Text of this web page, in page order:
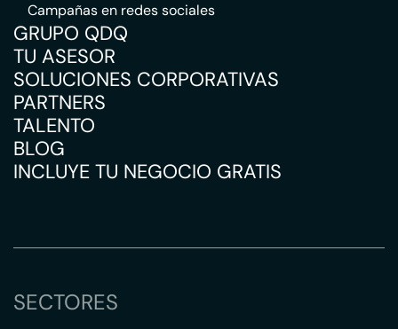
Campañas en redes sociales
GRUPO QDQ
TU ASESOR
SOLUCIONES CORPORATIVAS
PARTNERS
TALENTO
BLOG
INCLUYE TU NEGOCIO GRATIS
SECTORES